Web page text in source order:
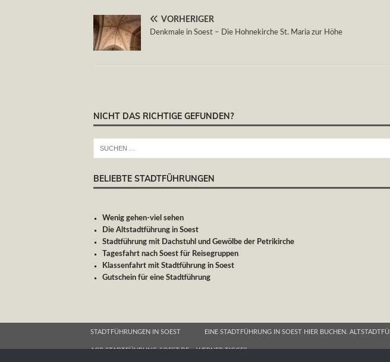
VORHERIGER
Denkmale in Soest – Die Hohnekirche St. Maria zur Höhe
NICHT DAS RICHTIGE GEFUNDEN?
BELIEBTE STADTFÜHRUNGEN
Wenig gehen-viel sehen
Die Altstadtführung in Soest
Stadtführung mit Dachstuhl und Gewölbe der Petrikirche
Tagesfahrt nach Soest für Reisegruppen
Klassenfahrt mit Stadtführung in Soest
Gutschein für eine Stadtführung
STADTFÜHRUNGEN IN SOEST EINE STADTFÜHRUNG IN SOEST HIER BUCHEN.
AGB STADTFÜHRUNG-SOEST.DE – WERNER TIGGES